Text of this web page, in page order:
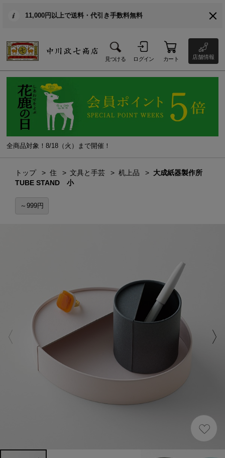
11,000円以上で送料・代引き手数料無料
見つける ログイン カート 店舗情報
全商品対象！8/18（火）まで開催！
トップ 住 文具と手芸 机上品
大成紙器製作所
TUBE STAND 小
～999円